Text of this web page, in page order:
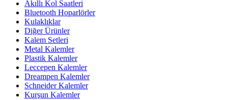
Akıllı Kol Saatleri
Bluetooth Hoparlörler
Kulaklıklar
Diğer Ürünler
Kalem Setleri
Metal Kalemler
Plastik Kalemler
Leccepen Kalemler
Dreampen Kalemler
Schneider Kalemler
Kurşun Kalemler